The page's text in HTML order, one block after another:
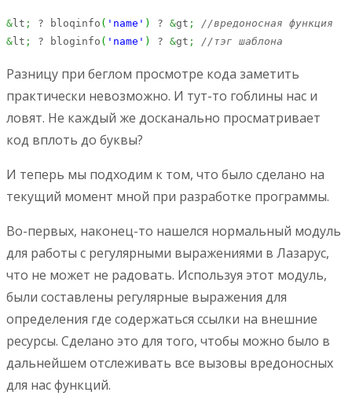
& lt ; ? bloqinfo ( 'name' ) ? &gt ;
//вредоносная функция
& lt ; ? bloginfo ( 'name' ) ? &gt ; //тэг шаблона
Разницу при беглом просмотре кода заметить
практически невозможно. И тут-то гоблины нас и
ловят. Не каждый же досканально просматривает
код вплоть до буквы?
И теперь мы подходим к том, что было сделано на
текущий момент мной при разработке программы.
Во-первых, наконец-то нашелся нормальный модуль
для работы с регулярными выражениями в Лазарус,
что не может не радовать. Используя этот модуль,
были составлены регулярные выражения для
определения где содержаться ссылки на внешние
ресурсы. Сделано это для того, чтобы можно было в
дальнейшем отслеживать все вызовы вредоносных
для нас функций.